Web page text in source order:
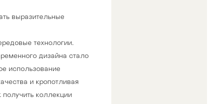
выразительные
технологии.
дизайна стало
использование
и кропотливая
коллекции